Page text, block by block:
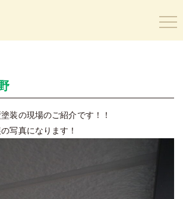
装の現場のご紹介です！！
写真になります！